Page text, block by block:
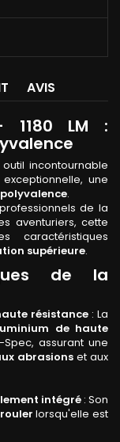
AVIS
1180 LM :
outil incontournable
une
polyvalence.
de la
aventuriers, cette
supérieure.
de la
résistance: La
de haute
assurant une
abrasions et aux
intégré : Son
lorsqu'elle est